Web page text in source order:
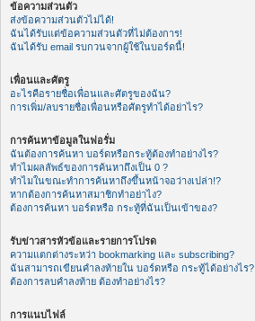
ข้อความส่วนตัว
ส่งข้อความส่วนตัวไม่ได้!
ฉันได้รับแต่ข้อความส่วนตัวที่ไม่ต้องการ!
ฉันได้รับ email รบกวนจากผู้ใช้ในบอร์ดนี้!
เพื่อนและศัตรู
อะไรคือรายชื่อเพื่อนและศัตรูของฉัน?
การเพิ่ม/ลบรายชื่อเพื่อนหรือศัตรูทำได้อย่าไร?
การค้นหาข้อมูลในฟอรั่ม
ฉันต้องการค้นหา บอร์ดหรือกระทู้ต้องทำอย่างไร?
ทำไมผลลัพธ์ของการค้นหาถึงเป็น 0 ?
ทำไมในขณะทำการค้นหาถึงขึ้นหน้าจอว่างเปล่า!?
หากต้องการค้นหาสมาชิกทำอย่าไง?
ต้องการค้นหา บอร์ดหรือ กระทู้ที่ฉันเป็นเข้าของ?
รับข่าวสารหัวข้อและรายการโปรด
ความแตกต่างระหว่า bookmarking และ subscribing?
ฉันสามารถเขียนคำลงท้ายใน บอร์ดหรือ กระทู้ได้อย่างไร?
ต้องการลบคำลงท้าย ต้องทำอย่างไร?
การแนบไฟล์